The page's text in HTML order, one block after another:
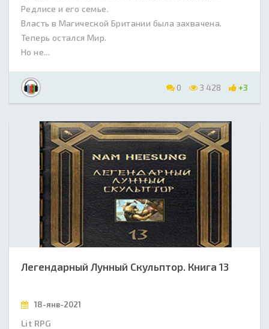
Редлисе и его семье.
Власть в Магической Британии была захвачена.
Теперь остался Мир.
Но не...
0 3 428 +3
Легендарный Лунный Скульптор. Книга 13
18-янв-2021
Lit RPG